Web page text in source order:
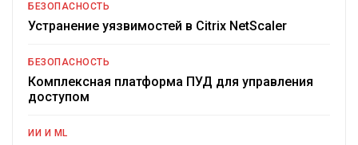
БЕЗОПАСНОСТЬ
Устранение уязвимостей в Citrix NetScaler
БЕЗОПАСНОСТЬ
Комплексная платформа ПУД для управления
доступом
ИИ И ML